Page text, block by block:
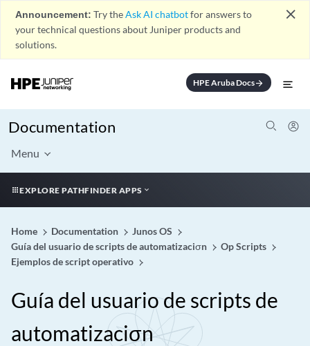
Announcement: Try theAsk AI chatbotfor answers to
your technical questions about Juniper products and
solutions.
close
HPE Aruba Docsarrow_forward
Documentation
Menu
EXPLORE PATHFINDER APPS
Home Documentation
Junos OS
Guía del usuario de scripts de automatizaciσn
Op Scripts
Ejemplos de script operativo
Guía del usuario de scripts de
automatizaciσn